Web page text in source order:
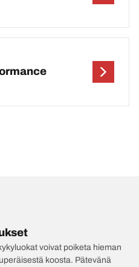
voivat poiketa hieman
koosta. Pätevänä